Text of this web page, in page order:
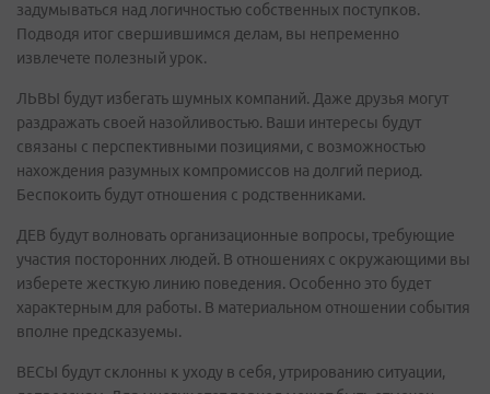
задумываться над логичностью собственных поступков.
Подводя итог свершившимся делам, вы непременно
извлечете полезный урок.
ЛЬВЫ будут избегать шумных компаний. Даже друзья могут
раздражать своей назойливостью. Ваши интересы будут
связаны с перспективными позициями, с возможностью
нахождения разумных компромиссов на долгий период.
Беспокоить будут отношения с родственниками.
ДЕВ будут волновать организационные вопросы, требующие
участия посторонних людей. В отношениях с окружающими вы
изберете жесткую линию поведения. Особенно это будет
характерным для работы. В материальном отношении события
вполне предсказуемы.
ВЕСЫ будут склонны к уходу в себя, утрированию ситуации,